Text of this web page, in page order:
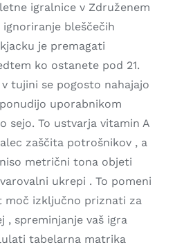
igralnice v Združenem
bleščečih
je premagati
ko ostanete pod 21.
tujini se pogosto nahajajo
uporabnikom
sejo. To ustvarja vitamin A
zaščita potrošnikov , a
metrični tona objeti
ukrepi . To pomeni
moč izključno priznati za
, spreminjanje vaš igra
tabelarna matrika